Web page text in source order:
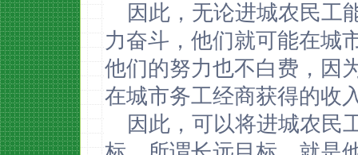
因此，无论进城农民工
力奋斗，他们就可能在城
他们的努力也不白费，因
在城市务工经商获得的收
因此，可以将进城农民